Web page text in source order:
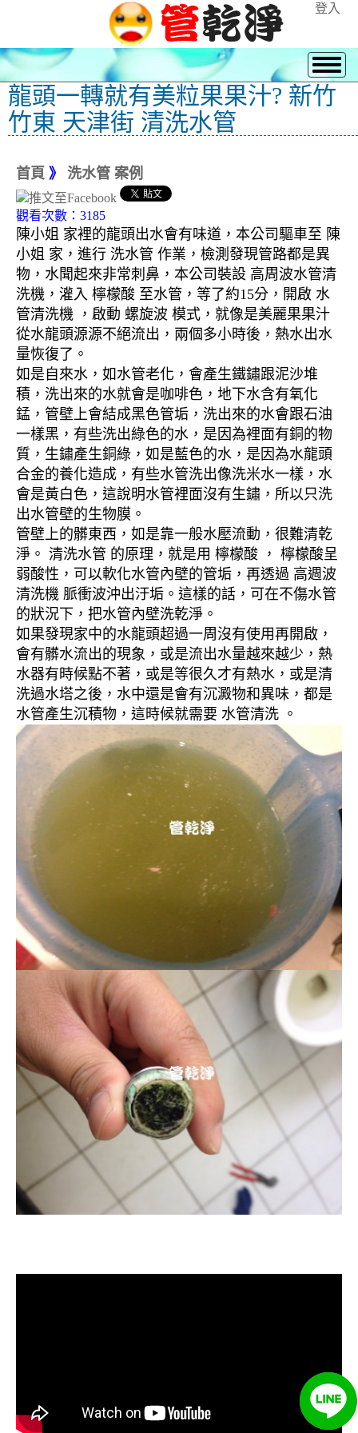
登入
龍頭一轉就有美粒果果汁? 新竹
竹東 天津街 清洗水管
首頁 》 洗水管 案例
觀看次數：3185
陳小姐 家裡的龍頭出水會有味道，本公司驅車至 陳
小姐 家，進行 洗水管 作業，檢測發現管路都是異
物，水聞起來非常刺鼻，本公司裝設 高周波水管清
洗機，灌入 檸檬酸 至水管，等了約15分，開啟 水
管清洗機 ，啟動 螺旋波 模式，就像是美麗果果汁
從水龍頭源源不絕流出，兩個多小時後，熱水出水
量恢復了。
如是自來水，如水管老化，會產生鐵鏽跟泥沙堆
積，洗出來的水就會是咖啡色，地下水含有氧化
錳，管壁上會結成黑色管垢，洗出來的水會跟石油
一樣黑，有些洗出綠色的水，是因為裡面有銅的物
質，生鏽產生銅綠，如是藍色的水，是因為水龍頭
合金的養化造成，有些水管洗出像洗米水一樣，水
會是黃白色，這說明水管裡面沒有生鏽，所以只洗
出水管壁的生物膜。
管壁上的髒東西，如是靠一般水壓流動，很難清乾
淨。 清洗水管 的原理，就是用 檸檬酸 ， 檸檬酸呈
弱酸性，可以軟化水管內壁的管垢，再透過 高週波
清洗機 脈衝波沖出汙垢。這樣的話，可在不傷水管
的狀況下，把水管內壁洗乾淨。
如果發現家中的水龍頭超過一周沒有使用再開啟，
會有髒水流出的現象，或是流出水量越來越少，熱
水器有時候點不著，或是等很久才有熱水，或是清
洗過水塔之後，水中還是會有沉澱物和異味，都是
水管產生沉積物，這時候就需要 水管清洗 。